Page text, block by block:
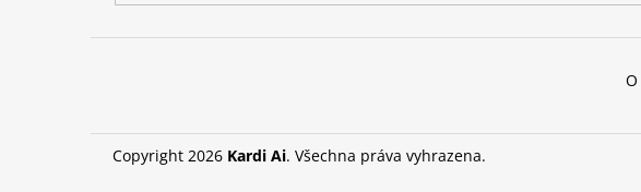
Copyright 2026 Kardi Ai. Všechna práva vyhrazena.